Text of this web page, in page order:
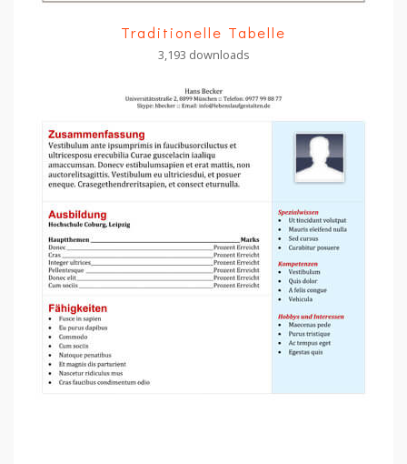
Traditionelle Tabelle
3,193 downloads